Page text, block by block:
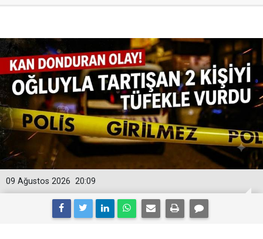
20:09
09 Ağustos 2026